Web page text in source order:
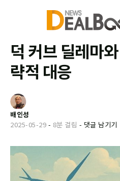
덕 커브 딜레마
략적 대응
배인성
2025-05-29 - 8분 걸림 - 댓글 남기기